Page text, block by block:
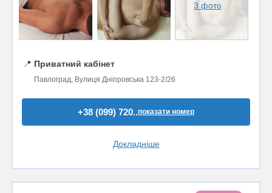
3 фото
📍 Приватний кабінет
Павлоград, Вулиця Дніпровська 123-2/26
+38 (099) 720..показати номер
Докладніше